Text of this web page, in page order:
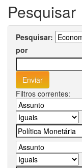
Pesquisar
Pesquisar:
por
Filtros correntes: